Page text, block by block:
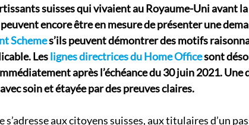
suisses qui vivaient au Royaume-Uni avant
encore être en mesure de présenter une
Scheme s’ils peuvent démontrer des motifs
Les lignes directrices du Home Office sont
après l’échéance du 30 juin 2021.
soin et étayée par des preuves claires.
s’adresse aux citoyens suisses, aux titulaires d’un